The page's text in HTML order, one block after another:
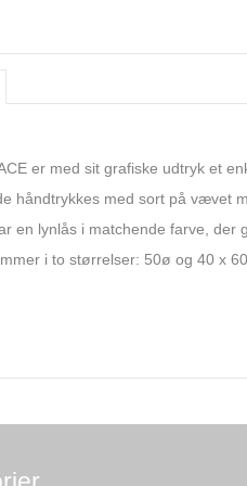
er med sit grafiske udtryk et
håndtrykkes med sort på vævet
en lynlås i matchende farve,
i to størrelser: 50ø og 40 x